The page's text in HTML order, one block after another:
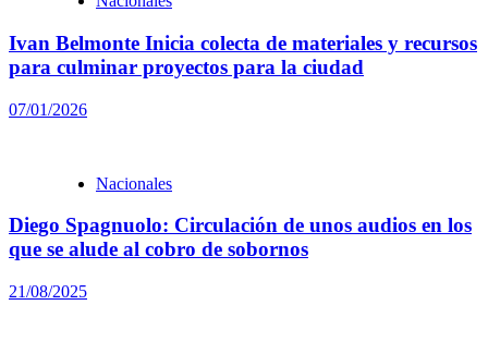
Ivan Belmonte Inicia colecta de materiales y recursos
para culminar proyectos para la ciudad
07/01/2026
Nacionales
Diego Spagnuolo: Circulación de unos audios en los
que se alude al cobro de sobornos
21/08/2025